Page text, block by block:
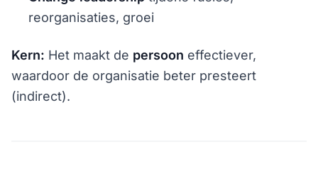
reorganisaties, groei
Kern: Het maakt de persoon effectiever,
waardoor de organisatie beter presteert
(indirect).